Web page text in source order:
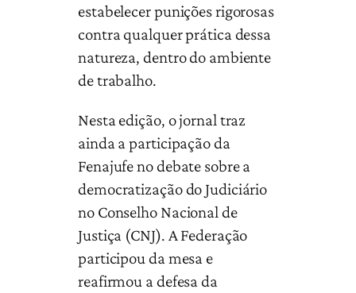
estabelecer punições rigorosas
contra qualquer prática dessa
natureza, dentro do ambiente
de trabalho.
Nesta edição, o jornal traz
ainda a participação da
Fenajufe no debate sobre a
democratização do Judiciário
no Conselho Nacional de
Justiça (CNJ). A Federação
participou da mesa e
reafirmou a defesa da